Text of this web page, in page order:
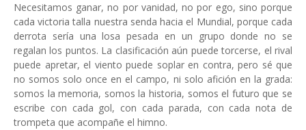
Necesitamos ganar, no por vanidad, no por ego, sino porque
cada victoria talla nuestra senda hacia el Mundial, porque cada
derrota sería una losa pesada en un grupo donde no se
regalan los puntos. La clasificación aún puede torcerse, el rival
puede apretar, el viento puede soplar en contra, pero sé que
no somos solo once en el campo, ni solo afición en la grada:
somos la memoria, somos la historia, somos el futuro que se
escribe con cada gol, con cada parada, con cada nota de
trompeta que acompañe el himno.